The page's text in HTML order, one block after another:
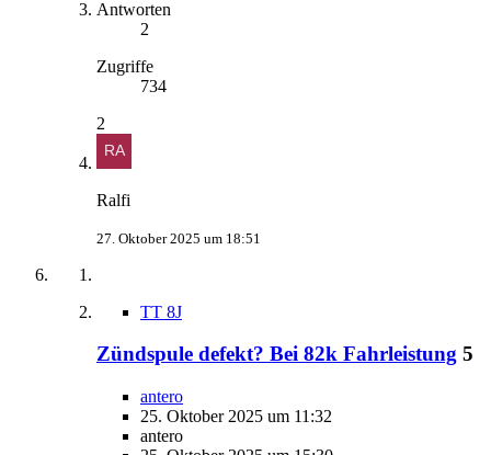
Antworten
2
Zugriffe
734
2
Ralfi
27. Oktober 2025 um 18:51
TT 8J
Zündspule defekt? Bei 82k Fahrleistung 5
antero
25. Oktober 2025 um 11:32
antero